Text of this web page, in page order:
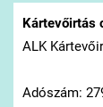
Kártevőirtás
ALK
Adószám: